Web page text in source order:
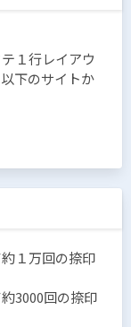
１行レイアウ
下のサイトか
１万回の捺印
3000回の捺印